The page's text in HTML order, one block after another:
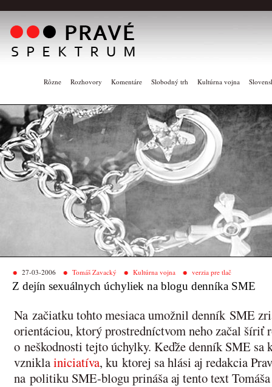
Rôzne Rozhovory Komentáre Slobodný trh Kultúrna vojna
27-03-2006 Tomáš Zavacký Kultúrna vojna verzia pre tlač
Z dejín sexuálnych úchyliek na blogu denníka SME
Na začiatku tohto mesiaca umožnil denník SME
orientáciou, ktorý prostredníctvom neho začal šíriť
o neškodnosti tejto úchylky. Keďže denník SME
vzniklainiciatíva, ku ktorej sa hlási aj redakcia
na politiku SME-blogu prináša aj tento text